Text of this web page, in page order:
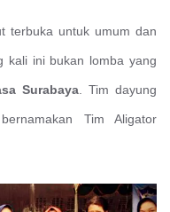
terbuka untuk umum dan
kali ini bukan lomba yang
Surabaya . Tim dayung
Tim Aligator